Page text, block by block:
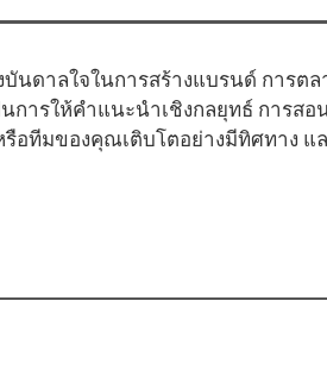
ดาลใจในการสร้างแบรนด์ การต
รให้คำแนะนำเชิงกลยุทธ์ การส
ทีมของคุณเติบโตอย่างมีทิศทาง แ